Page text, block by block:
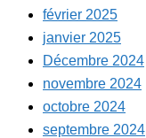
février 2025
janvier 2025
Décembre 2024
novembre 2024
octobre 2024
septembre 2024